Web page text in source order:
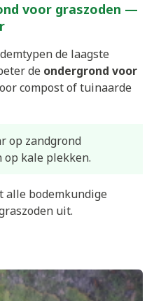
voor graszoden —
de laagste
de ondergrond voor
compost of tuinaarde
op zandgrond
kale plekken.
alle bodemkundige
uit.